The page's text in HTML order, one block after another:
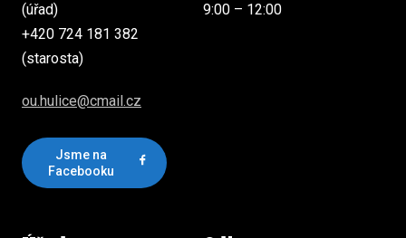
(úřad)
+420 724 181 382
(starosta)
ou.hulice@cmail.cz
Jsme na
Facebooku
9:00 – 12:00